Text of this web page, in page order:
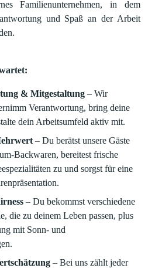
Familienunternehmen, in dem
und Spaß an der Arbeit
& Mitgestaltung – Wir
Verantwortung, bring deine
dein Arbeitsumfeld aktiv mit.
– Du berätst unsere Gäste
Backwaren, bereitest frische
zu und sorgst für eine
– Du bekommst verschiedene
die zu deinem Leben passen, plus
mit Sonn- und
– Bei uns zählt jeder